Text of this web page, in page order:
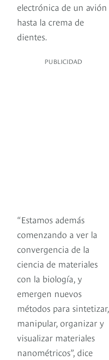
electrónica de un avión
hasta la crema de
dientes.
PUBLICIDAD
“Estamos además
comenzando a ver la
convergencia de la
ciencia de materiales
con la biología, y
emergen nuevos
métodos para sintetizar,
manipular, organizar y
visualizar materiales
nanométricos”, dice